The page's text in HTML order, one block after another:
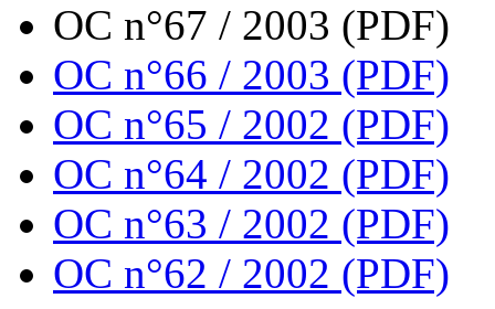
OC n°67 / 2003 (PDF)
OC n°66 / 2003 (PDF)
OC n°65 / 2002 (PDF)
OC n°64 / 2002 (PDF)
OC n°63 / 2002 (PDF)
OC n°62 / 2002 (PDF)